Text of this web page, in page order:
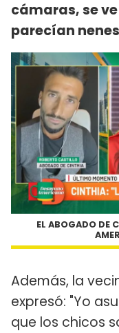
cámaras, se
parecían
EL ABOGADO DE
Además, la
expresó: "Yo
que los chicos